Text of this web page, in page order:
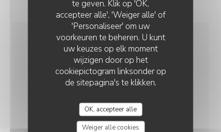
te geven. Klik op 'OK,
accepteer alle', 'Weiger alle' of
'Personaliseer' om uw
voorkeuren te beheren. U kunt
uw keuzes op elk moment
wijzigen door op het
cookiepictogram linksonder op
de sitepagina's te klikken.
OK, accepteer alle
Weiger alle cookies
ALGEMENE INFORMATIE
KEUKEN
Frans
SOORT BEDRIJF